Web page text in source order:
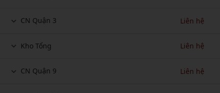
CN Quận 3 Liên hệ
Kho Tổng Liên hệ
CN Quận 9 Liên hệ